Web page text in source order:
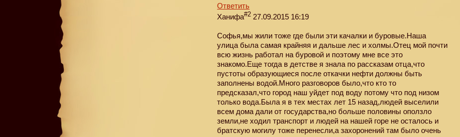
Ответить
Ханифа#2 27.09.2015 16:19
Софья,мы жили тоже где были эти качалки и буровые.Наша
улица была самая крайняя и дальше лес и холмы.Отец мой почти
всю жизнь работал на буровой и поэтому мне все это
знакомо.Еще тогда в детстве я знала по рассказам отца,что
пустоты образующиеся после откачки нефти должны быть
заполнены водой.Много разговоров было,что кто то
предсказал,что город наш уйдет под воду потому что под низом
только вода.Была я в тех местах лет 15 назад,людей выселили
всем дома дали от государства,но больше половины оползло
земли,не ходил транспорт и людей на нашей горе не осталось и
братскую могилу тоже перенесли,а захоронений там было очень